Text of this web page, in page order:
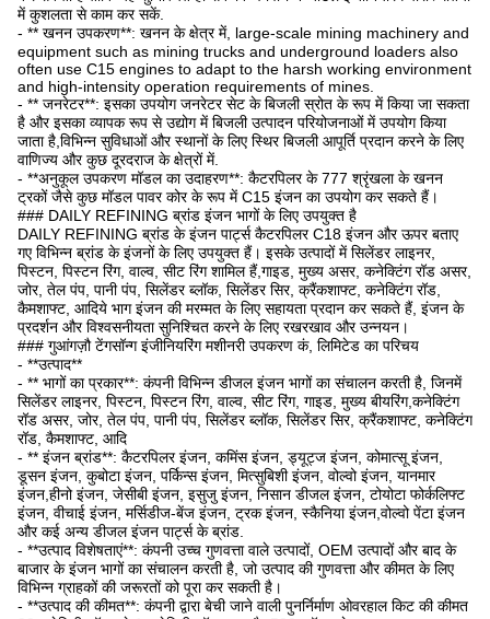
में कुशलता से काम कर सकें.
- ** खनन उपकरण**: खनन के क्षेत्र में, large-scale mining machinery and
equipment such as mining trucks and underground loaders also
often use C15 engines to adapt to the harsh working environment
and high-intensity operation requirements of mines.
- ** जनरेटर**: इसका उपयोग जनरेटर सेट के बिजली स्रोत के रूप में किया जा सकता
है और इसका व्यापक रूप से उद्योग में बिजली उत्पादन परियोजनाओं में उपयोग किया
जाता है,विभिन्न सुविधाओं और स्थानों के लिए स्थिर बिजली आपूर्ति प्रदान करने के लिए
वाणिज्य और कुछ दूरदराज के क्षेत्रों में.
- **अनुकूल उपकरण मॉडल का उदाहरण**: कैटरपिलर के 777 श्रृंखला के खनन
ट्रकों जैसे कुछ मॉडल पावर कोर के रूप में C15 इंजन का उपयोग कर सकते हैं।
### DAILY REFINING ब्रांड इंजन भागों के लिए उपयुक्त है
DAILY REFINING ब्रांड के इंजन पार्ट्स कैटरपिलर C18 इंजन और ऊपर बताए
गए विभिन्न ब्रांड के इंजनों के लिए उपयुक्त हैं। इसके उत्पादों में सिलेंडर लाइनर,
पिस्टन, पिस्टन रिंग, वाल्व, सीट रिंग शामिल हैं,गाइड, मुख्य असर, कनेक्टिंग रॉड असर,
जोर, तेल पंप, पानी पंप, सिलेंडर ब्लॉक, सिलेंडर सिर, क्रैंकशाफ्ट, कनेक्टिंग रॉड,
कैमशाफ्ट, आदिये भाग इंजन की मरम्मत के लिए सहायता प्रदान कर सकते हैं, इंजन के
प्रदर्शन और विश्वसनीयता सुनिश्चित करने के लिए रखरखाव और उन्नयन।
### गुआंगज़ौ टेंगसॉन्ग इंजीनियरिंग मशीनरी उपकरण कं, लिमिटेड का परिचय
- **उत्पाद**
- ** भागों का प्रकार**: कंपनी विभिन्न डीजल इंजन भागों का संचालन करती है, जिनमें
सिलेंडर लाइनर, पिस्टन, पिस्टन रिंग, वाल्व, सीट रिंग, गाइड, मुख्य बीयरिंग,कनेक्टिंग
रॉड असर, जोर, तेल पंप, पानी पंप, सिलेंडर ब्लॉक, सिलेंडर सिर, क्रैंकशाफ्ट, कनेक्टिंग
रॉड, कैमशाफ्ट, आदि
- ** इंजन ब्रांड**: कैटरपिलर इंजन, कमिंस इंजन, ड्यूट्ज इंजन, कोमात्सू इंजन,
डूसन इंजन, कुबोटा इंजन, पर्किन्स इंजन, मित्सुबिशी इंजन, वोल्वो इंजन, यानमार
इंजन,हीनो इंजन, जेसीबी इंजन, इसुजु इंजन, निसान डीजल इंजन, टोयोटा फोर्कलिफ्ट
इंजन, वीचाई इंजन, मर्सिडीज-बेंज इंजन, ट्रक इंजन, स्कैनिया इंजन,वोल्वो पेंटा इंजन
और कई अन्य डीजल इंजन पार्ट्स के ब्रांड.
- **उत्पाद विशेषताएं**: कंपनी उच्च गुणवत्ता वाले उत्पादों, OEM उत्पादों और बाद के
बाजार के इंजन भागों का संचालन करती है, जो उत्पाद की गुणवत्ता और कीमत के लिए
विभिन्न ग्राहकों की जरूरतों को पूरा कर सकती है।
- **उत्पाद की कीमत**: कंपनी द्वारा बेची जाने वाली पुनर्निर्माण ओवरहाल किट की कीमत